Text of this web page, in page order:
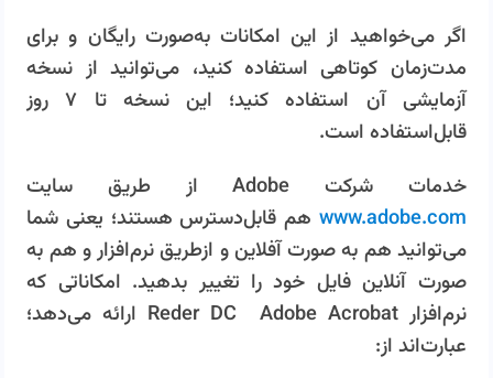
اگر می‌خواهید از این امکانات به‌صورت رایگان و برای
مدت‌زمان کوتاهی استفاده کنید، می‌توانید از نسخه
آزمایشی آن استفاده کنید؛ این نسخه تا ۷ روز
قابل‌استفاده است.
خدمات شرکت Adobe از طریق سایت
www.adobe.com هم قابل‌دسترس هستند؛ یعنی شما
می‌توانید هم به صورت آفلاین و ازطریق نرم‌افزار و هم به
صورت آنلاین فایل خود را تغییر بدهید. امکاناتی که
نرم‌افزار Reder DC Adobe Acrobat ارائه می‌دهد؛
عبارت‌اند از: